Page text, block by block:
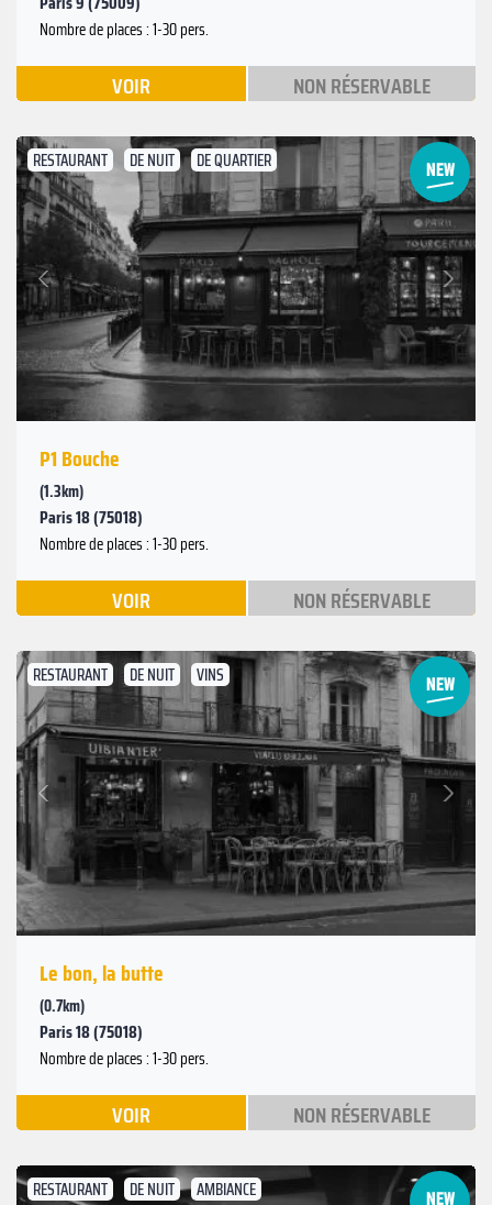
Nombre de places : 1-30 pers.
VOIR NON RÉSERVABLE
RESTAURANT DE NUIT DE QUARTIER
Précédent
Suivant
P1 Bouche
(1.3km)
Paris 18 (75018)
Nombre de places : 1-30 pers.
VOIR NON RÉSERVABLE
RESTAURANT DE NUIT VINS
Précédent
Suivant
Le bon, la butte
(0.7km)
Paris 18 (75018)
Nombre de places : 1-30 pers.
VOIR NON RÉSERVABLE
RESTAURANT DE NUIT AMBIANCE